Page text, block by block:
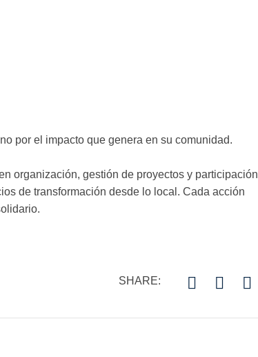
por el impacto que genera en su comunidad.
organización, gestión de proyectos y participación
de transformación desde lo local. Cada acción
SHARE: